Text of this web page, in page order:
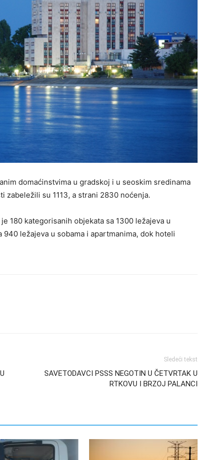
domaćinstvima u gradskoj i u seoskim sredinama
zabeležili su 1113, a strani 2830 noćenja.
180 kategorisanih objekata sa 1300 ležajeva u
ležajeva u sobama i apartmanima, dok hoteli
Sledeći tekst
SAVETODAVCI PSSS NEGOTIN U ČETVRTAK U
RTKOVU I BRZOJ PALANCI